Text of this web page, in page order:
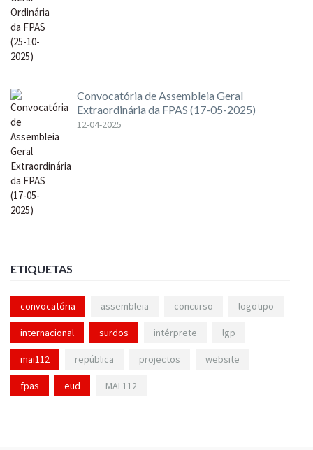
Convocatória de Assembleia Geral
Extraordinária da FPAS (17-05-2025)
12-04-2025
ETIQUETAS
convocatória assembleia concurso logotipo
internacional surdos intérprete lgp
mai112 república projectos website
fpas eud MAI 112